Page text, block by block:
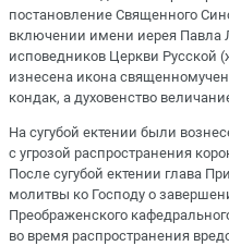
постановление Священного
включении имени иерея Павла
исповедников Церкви Русской
изнесена икона
кондак, а духовенство
На сугубой ектении были
с угрозой распространения
После сугубой ектении глава
молитвы ко Господу о
Преображенского
во время распространения